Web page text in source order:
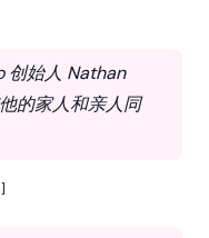
创始人 Nathan
的家人和亲人同